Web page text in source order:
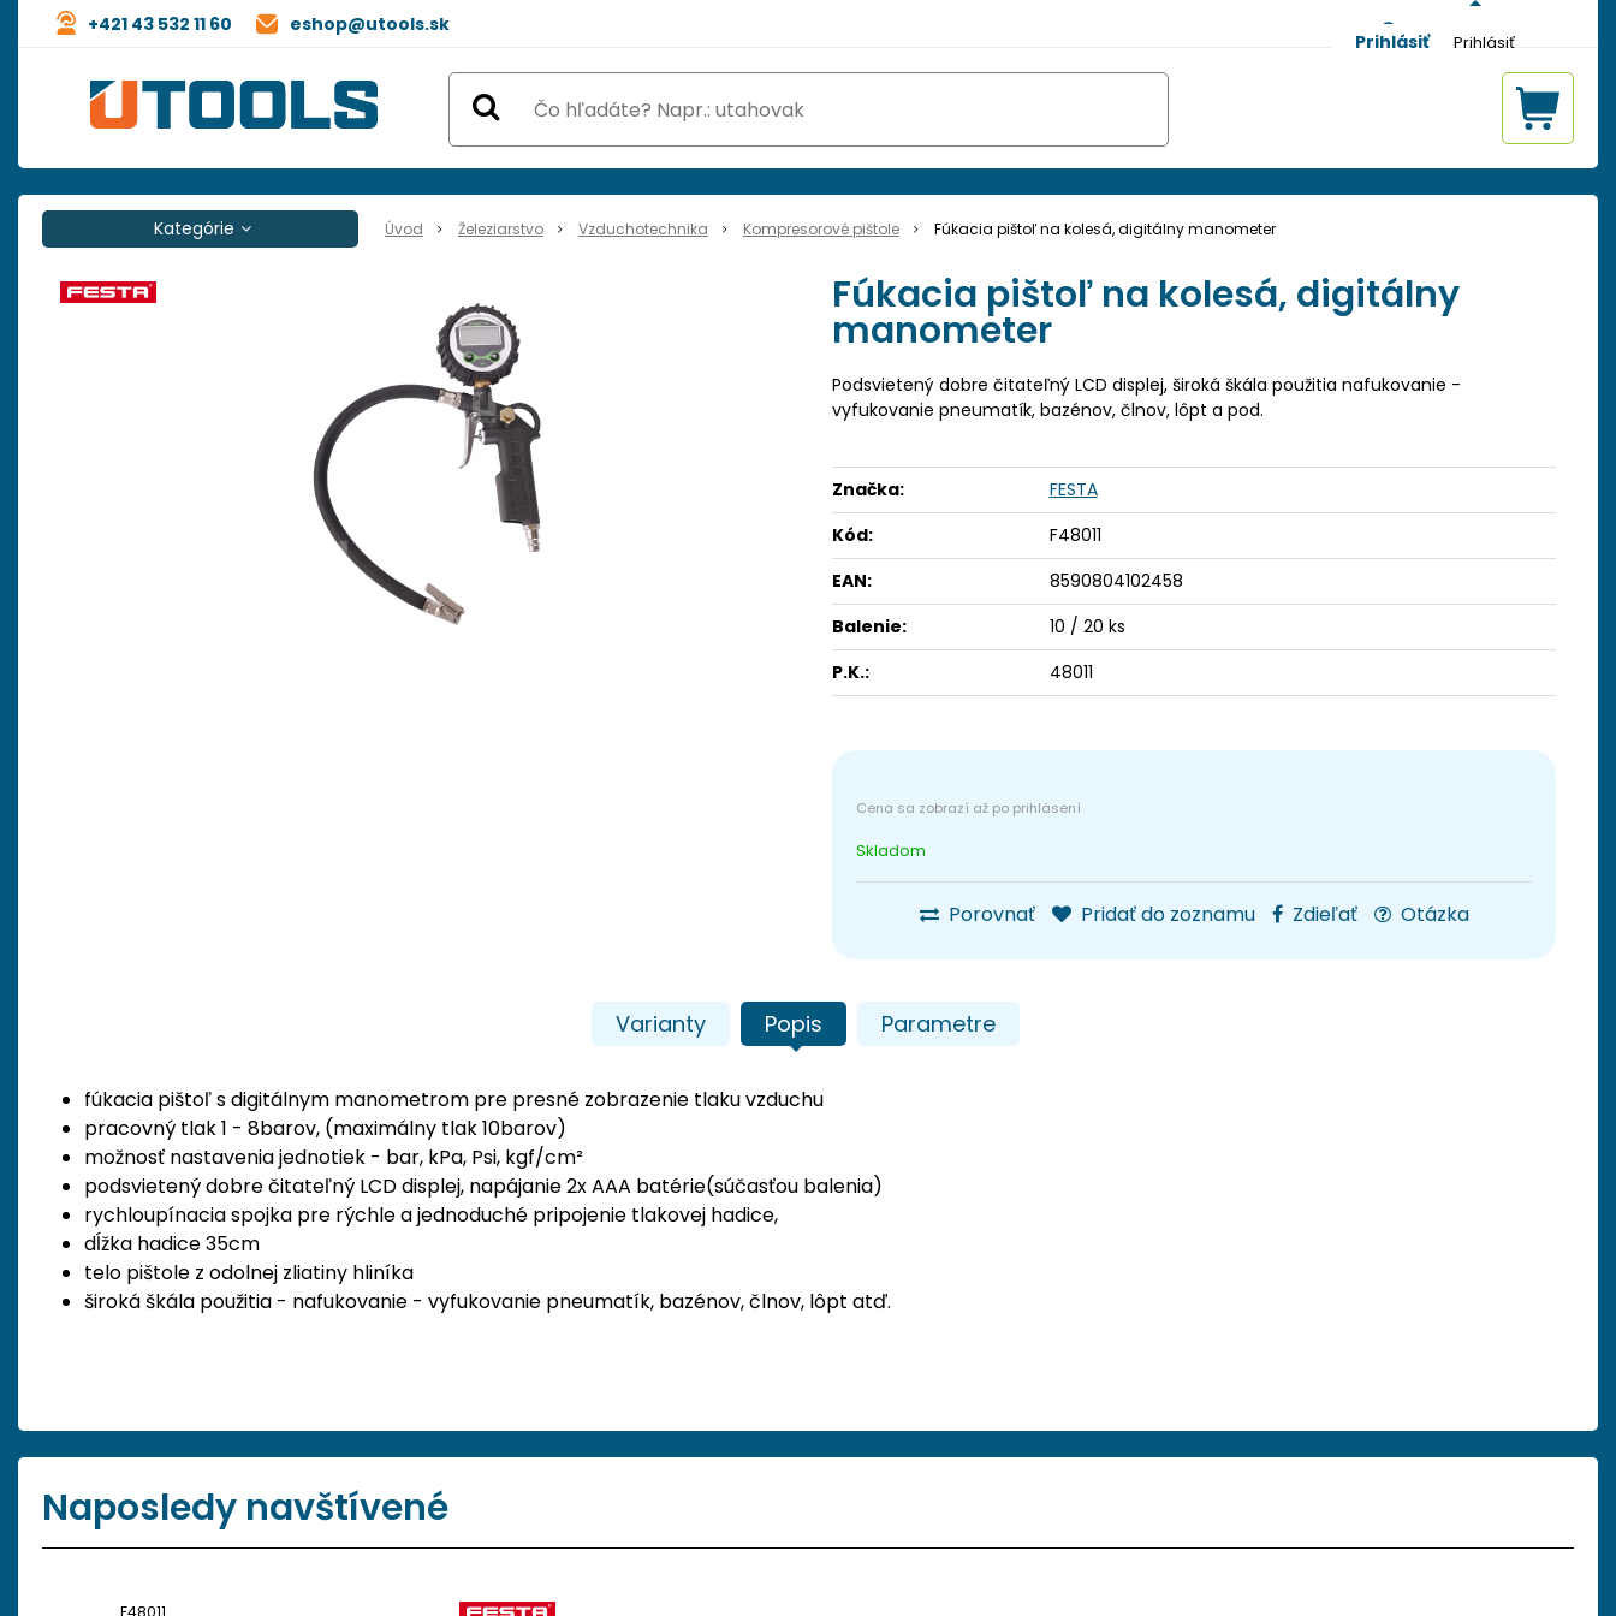
eshop@utools.sk
+421 43 532 11 60
Prihlásiť
Úvod Železiarstvo Vzduchotechnika Kompresorové pištole Fúkacia pištoľ na kolesá, digitálny manometer
Skladom
Porovnať Pridať do zoznamu Zdieľať Otázka
Fúkacia pištoľ na kolesá, digitálny
manometer
Podsvietený dobre čitateľný LCD displej, široká škála použitia nafukovanie -
vyfukovanie pneumatík, bazénov, člnov, lôpt a pod.
Značka:
FESTA
Kód:
F48011
EAN:
8590804102458
Balenie:
10 / 20 ks
P.K.:
48011
Varianty Popis Parametre
fúkacia pištoľ s digitálnym manometrom pre presné zobrazenie tlaku vzduchu
pracovný tlak 1 - 8barov, (maximálny tlak 10barov)
možnosť nastavenia jednotiek - bar, kPa, Psi, kgf/cm²
podsvietený dobre čitateľný LCD displej, napájanie 2x AAA batérie(súčasťou balenia)
rychloupínacia spojka pre rýchle a jednoduché pripojenie tlakovej hadice,
dĺžka hadice 35cm
telo pištole z odolnej zliatiny hliníka
široká škála použitia - nafukovanie - vyfukovanie pneumatík, bazénov, člnov, lôpt atď.
Kategórie
Naposledy navštívené
F48011